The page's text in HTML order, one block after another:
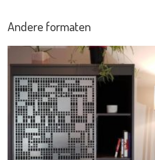
Andere formaten